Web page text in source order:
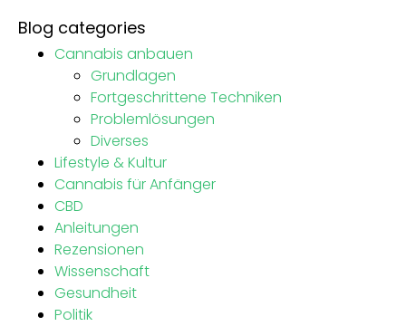
Blog categories
Cannabis anbauen
Grundlagen
Fortgeschrittene Techniken
Problemlösungen
Diverses
Lifestyle & Kultur
Cannabis für Anfänger
CBD
Anleitungen
Rezensionen
Wissenschaft
Gesundheit
Politik